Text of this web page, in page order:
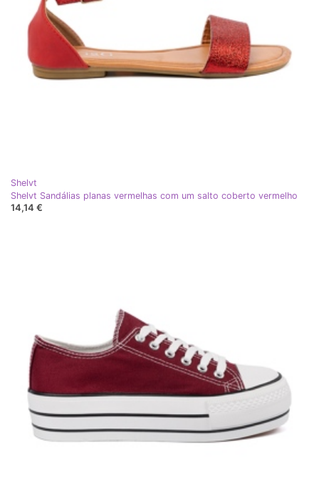
Shelvt
Shelvt Sandálias planas vermelhas com um salto coberto vermelho
14,14 €